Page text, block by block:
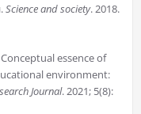
Science and society. 2018.
essence of
environment:
Journal. 2021; 5(8):